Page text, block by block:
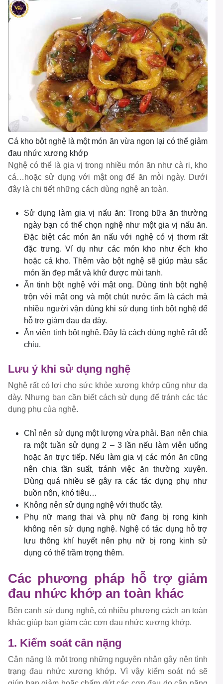
Cá kho bột nghệ là một món ăn vừa ngon lại có thể giảm
đau nhức xương khớp
Nghệ có thể là gia vị trong nhiều món ăn như cà ri, kho
cá…hoặc sử dụng với mật ong để ăn mỗi ngày. Dưới
đây là chi tiết những cách dùng nghệ an toàn.
Sử dụng làm gia vị nấu ăn: Trong bữa ăn thường
ngày bạn có thể chọn nghệ như một gia vị nấu ăn.
Đặc biệt các món ăn nấu với nghệ có vị thơm rất
đặc trưng. Ví dụ như các món kho như ếch kho
hoặc cá kho. Thêm vào bột nghệ sẽ giúp màu sắc
món ăn đẹp mắt và khử được mùi tanh.
Ăn tinh bột nghệ với mật ong. Dùng tinh bột nghệ
trộn với mật ong và một chút nước ấm là cách mà
nhiều người vận dùng khi sử dụng tinh bột nghệ để
hỗ trợ giảm đau dạ dày.
Ăn viên tinh bột nghệ. Đây là cách dùng nghệ rất dễ
chịu.
Lưu ý khi sử dụng nghệ
Nghệ rất có lợi cho sức khỏe xương khớp cũng như dạ
dày. Nhưng bạn cần biết cách sử dụng để tránh các tác
dụng phụ của nghệ.
Chỉ nên sử dụng một lượng vừa phải. Bạn nên chia
ra một tuần sử dụng 2 – 3 lần nếu làm viên uống
hoặc ăn trực tiếp. Nếu làm gia vị các món ăn cũng
nên chia tần suất, tránh việc ăn thường xuyên.
Dùng quá nhiều sẽ gây ra các tác dụng phụ như
buồn nôn, khó tiêu…
Không nên sử dụng nghệ với thuốc tây.
Phụ nữ mang thai và phụ nữ đang bị rong kinh
không nên sử dụng nghệ. Nghệ có tác dụng hỗ trợ
lưu thông khí huyết nên phụ nữ bị rong kinh sử
dụng có thể trầm trọng thêm.
Các phương pháp hỗ trợ giảm
đau nhức khớp an toàn khác
Bên cạnh sử dụng nghệ, có nhiều phương cách an toàn
khác giúp bạn giảm các cơn đau nhức xương khớp.
1. Kiểm soát cân nặng
Cân nặng là một trong những nguyên nhân gây nên tình
trạng đau nhức xương khớp. Vì vậy kiểm soát nó sẽ